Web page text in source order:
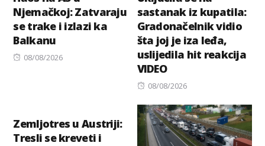
Njemačkoj: Zatvaraju
se trake i izlazi ka
Balkanu
Posted
08/08/2026
sastanak iz kupatila:
Gradonačelnik vidio
šta joj je iza leđa,
uslijedila hit reakcija
VIDEO
Posted
08/08/2026
Zemljotres u Austriji:
Tresli se kreveti i